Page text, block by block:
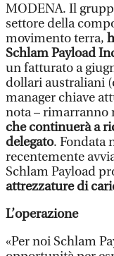
MODENA. Il
settore della
movimento terra,
Schlam Payload
un fatturato a
dollari australiani
manager chiave
nota – rimarranno
che continuerà a
delegato. Fondata
recentemente
Schlam Payload
attrezzature di
L’operazione
«Per noi Schlam